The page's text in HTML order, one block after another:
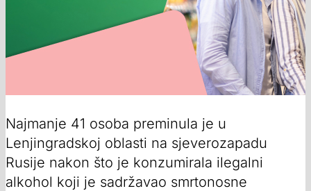
Najmanje 41 osoba preminula je u
Lenjingradskoj oblasti na sjeverozapadu
Rusije nakon što je konzumirala ilegalni
alkohol koji je sadržavao smrtonosne